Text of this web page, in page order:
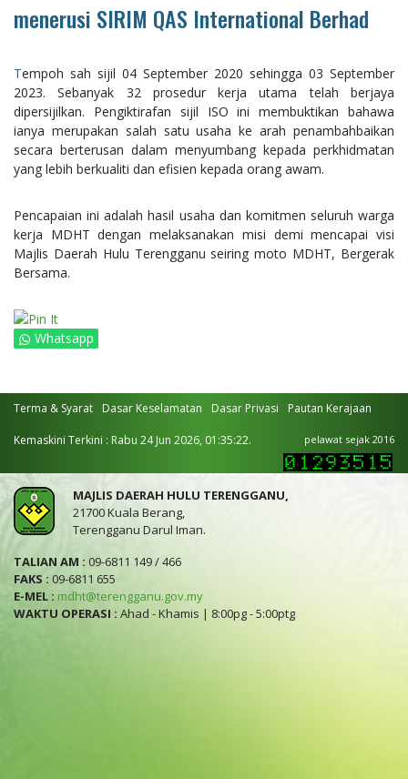
menerusi SIRIM QAS International Berhad
Tempoh sah sijil 04 September 2020 sehingga 03 September
2023. Sebanyak 32 prosedur kerja utama telah berjaya
dipersijilkan. Pengiktirafan sijil ISO ini membuktikan bahawa
ianya merupakan salah satu usaha ke arah penambahbaikan
secara berterusan dalam menyumbang kepada perkhidmatan
yang lebih berkualiti dan efisien kepada orang awam.
Pencapaian ini adalah hasil usaha dan komitmen seluruh warga
kerja MDHT dengan melaksanakan misi demi mencapai visi
Majlis Daerah Hulu Terengganu seiring moto MDHT, Bergerak
Bersama.
Whatsapp
Terma & Syarat Dasar Keselamatan Dasar Privasi Pautan Kerajaan
Kemaskini Terkini : Rabu 24 Jun 2026, 01:35:22. pelawat sejak 2016
MAJLIS DAERAH HULU TERENGGANU,
21700 Kuala Berang,
Terengganu Darul Iman.
TALIAN AM : 09-6811 149 / 466
FAKS : 09-6811 655
E-MEL : mdht@terengganu.gov.my
WAKTU OPERASI : Ahad - Khamis | 8:00pg - 5:00ptg